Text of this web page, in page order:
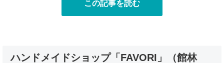
この記事を読む
ハンドメイドショップ「FAVORI」（館林